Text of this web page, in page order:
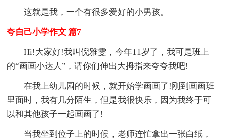
这就是我，一个有很多爱好的小男孩。
夸自己小学作文 篇7
Hi!大家好!我叫倪雅雯，今年11岁了，我可是班上
的“画画小达人”，请你们伸出大拇指来夸夸我吧!
在我上幼儿园的时候，就开始学画画了!刚到画画班
里面时，我有几分陌生，但是我很快乐，因为我终于可
以和其他孩子一起画画了!
当我坐到位子上的时候，老师连忙拿出一张白纸，